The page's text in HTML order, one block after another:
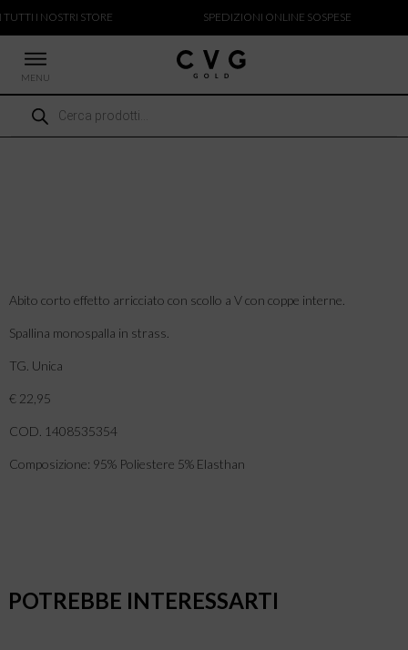
I NOSTRI STORE SPEDIZIONI ONLINE SOSPESE
MENU
Ricerca
prodotti
ARRIVI
Abito corto effetto arricciato con scollo a V con coppe interne.
Spallina monospalla in strass.
TG. Unica
€ 22,95
COD. 1408535354
Composizione: 95% Poliestere 5% Elasthan
POTREBBE INTERESSARTI